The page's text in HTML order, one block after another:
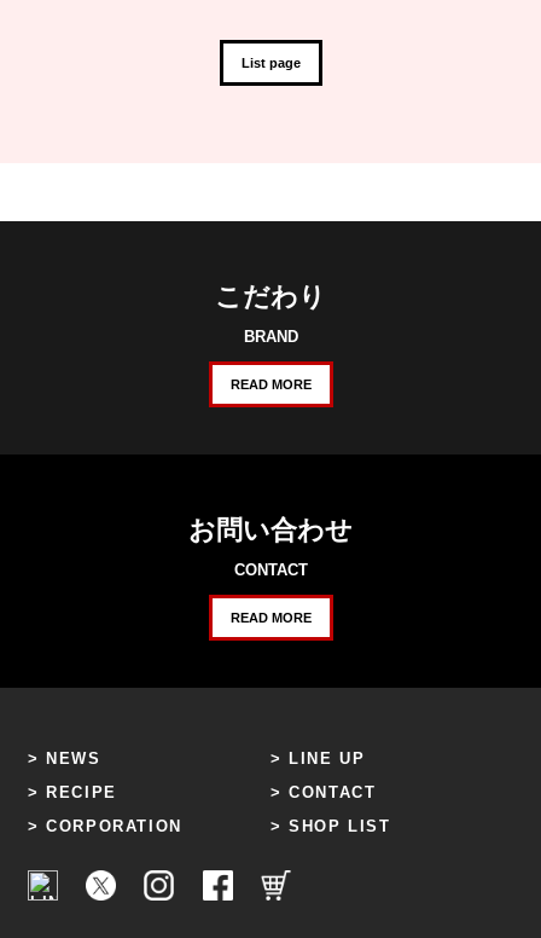
List page
こだわり
BRAND
READ MORE
お問い合わせ
CONTACT
READ MORE
NEWS
LINE UP
RECIPE
CONTACT
CORPORATION
SHOP LIST